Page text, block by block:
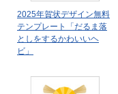
2025年賀状デザイン無料
テンプレート「だるま落
としをするかわいいヘ
ビ」